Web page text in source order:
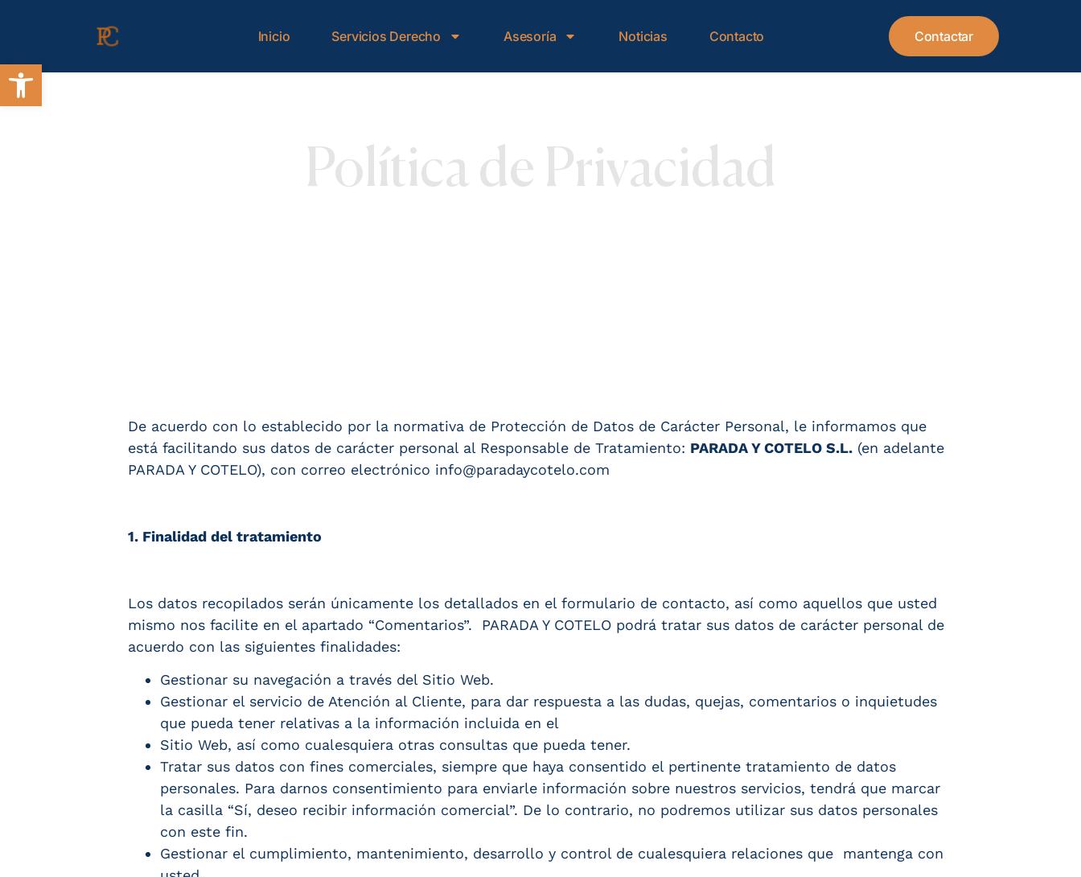
Abrir barra de herramientas
Inicio
Servicios Derecho Asesoría Noticias Contacto Contactar
Política de Privacidad
De acuerdo con lo establecido por la normativa de Protección de Datos de Carácter Personal, le informamos que
está facilitando sus datos de carácter personal al Responsable de Tratamiento: PARADA Y COTELO S.L. (en adelante
PARADA Y COTELO), con correo electrónico info@paradaycotelo.com
1. Finalidad del tratamiento
Los datos recopilados serán únicamente los detallados en el formulario de contacto, así como aquellos que usted
mismo nos facilite en el apartado “Comentarios”. PARADA Y COTELO podrá tratar sus datos de carácter personal de
acuerdo con las siguientes finalidades:
Gestionar su navegación a través del Sitio Web.
Gestionar el servicio de Atención al Cliente, para dar respuesta a las dudas, quejas, comentarios o inquietudes
que pueda tener relativas a la información incluida en el
Sitio Web, así como cualesquiera otras consultas que pueda tener.
Tratar sus datos con fines comerciales, siempre que haya consentido el pertinente tratamiento de datos
personales. Para darnos consentimiento para enviarle información sobre nuestros servicios, tendrá que marcar
la casilla “Sí, deseo recibir información comercial”. De lo contrario, no podremos utilizar sus datos personales
con este fin.
Gestionar el cumplimiento, mantenimiento, desarrollo y control de cualesquiera relaciones que mantenga con